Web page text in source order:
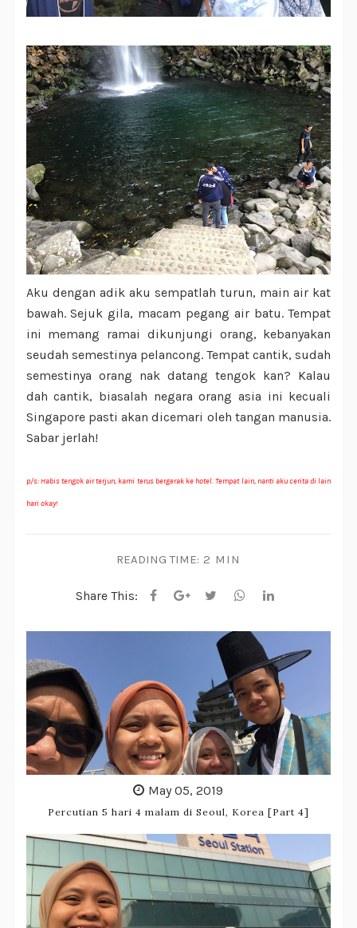
Aku dengan adik aku sempatlah turun, main air kat
bawah. Sejuk gila, macam pegang air batu. Tempat
ini memang ramai dikunjungi orang, kebanyakan
seudah semestinya pelancong. Tempat cantik, sudah
semestinya orang nak datang tengok kan? Kalau
dah cantik, biasalah negara orang asia ini kecuali
Singapore pasti akan dicemari oleh tangan manusia.
Sabar jerlah!
p/s: Habis tengok air terjun, kami terus bergerak ke hotel. Tempat lain, nanti aku cerita di lain
hari okay!
READING TIME: 2 MIN
Share This:
May 05, 2019
Percutian 5 hari 4 malam di Seoul, Korea [Part 4]